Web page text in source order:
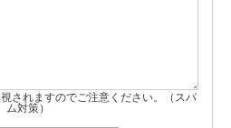
されますのでご注意ください。（スパ
ム対策）